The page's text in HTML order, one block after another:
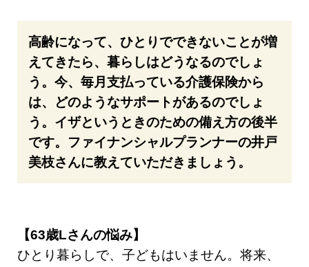
高齢になって、ひとりでできないことが増
えてきたら、暮らしはどうなるのでしょ
う。今、毎月支払っている介護保険から
は、どのようなサポートがあるのでしょ
う。イザというときのための備え方の後半
です。ファイナンシャルプランナーの井戸
美枝さんに教えていただきましょう。
【63歳Lさんの悩み】
ひとり暮らしで、子どもはいません。将来、